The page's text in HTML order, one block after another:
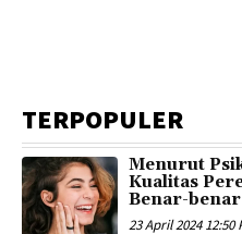
TERPOPULER
Menurut
Kualitas
Benar-
23 April 2024 12:50